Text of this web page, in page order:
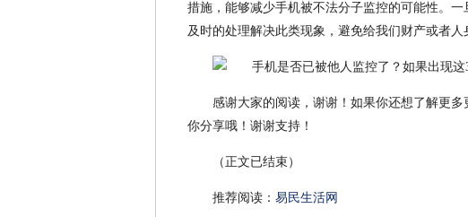
措施，能够减少手机被不法分子监控的可能性。
及时的处理解决此类现象，避免给我们财产或者人
感谢大家的阅读，谢谢！如果你还想了解更
你分享哦！谢谢支持！
（正文已结束）
推荐阅读： 易民生活网